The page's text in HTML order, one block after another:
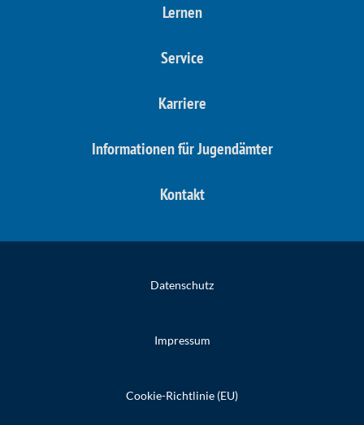
Lernen
Service
Karriere
Informationen für Jugendämter
Kontakt
Datenschutz
Impressum
Cookie-Richtlinie (EU)